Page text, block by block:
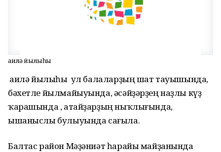
Ғаилә йылыһы
Ғаилә йылыһы ул балаларҙың шат тауышында,
бәхетле йылмайыуында, әсәйҙәрҙең наҙлы күҙ
ҡарашында , атайҙарҙың ныҡлығында,
ышаныслы булыуында сағыла.
Балтас район Мәҙәниәт һарайы майҙанында